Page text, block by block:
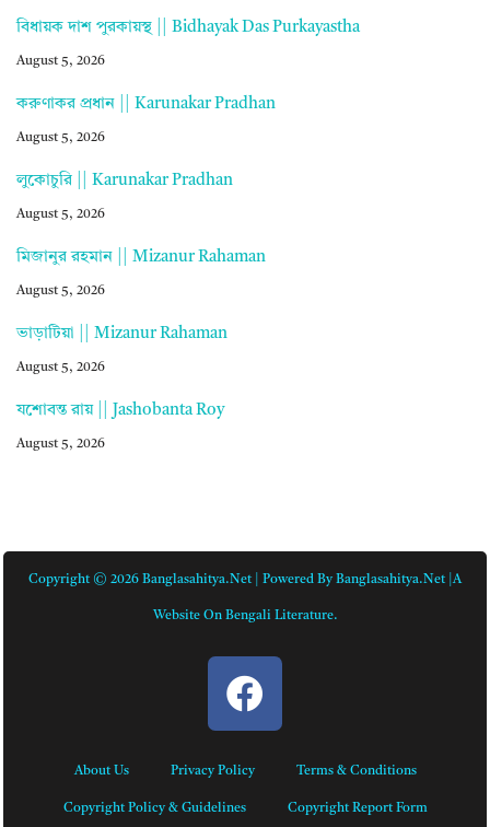
বিধায়ক দাশ পুরকায়স্থ || Bidhayak Das Purkayastha
August 5, 2026
করুণাকর প্রধান || Karunakar Pradhan
August 5, 2026
লুকোচুরি || Karunakar Pradhan
August 5, 2026
মিজানুর রহমান || Mizanur Rahaman
August 5, 2026
ভাড়াটিয়া || Mizanur Rahaman
August 5, 2026
যশোবন্ত রায় || Jashobanta Roy
August 5, 2026
Copyright © 2026 Banglasahitya.net | Powered By Banglasahitya.net |A
Website On Bengali Literature.
About Us Privacy Policy Terms & Conditions
Copyright Policy & Guidelines Copyright Report Form